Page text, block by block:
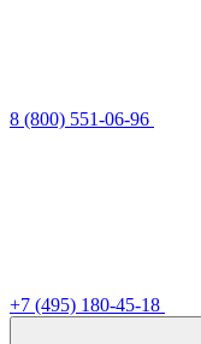
8 (800) 551-06-96
+7 (495) 180-45-18